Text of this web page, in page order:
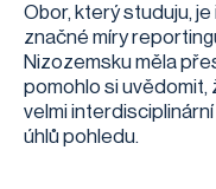
Obor, který studuju,
značné míry
Nizozemsku měla
pomohlo si uvědomit,
velmi
úhlů pohledu.